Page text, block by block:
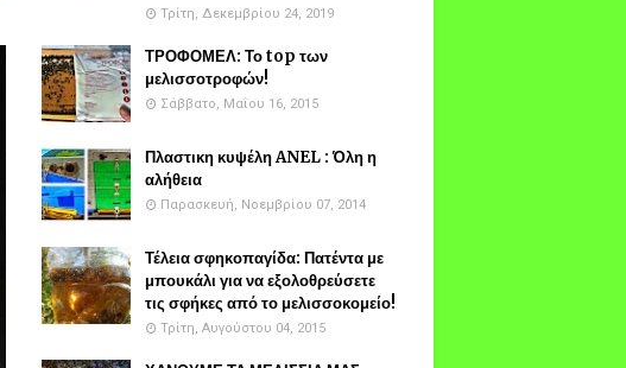
Τρίτη, Δεκεμβρίου 24, 2019
ΤΡΟΦΟΜΕΛ: Το top των
μελισσοτροφών!
Σάββατο, Μαΐου 16, 2015
Πλαστικη κυψέλη ANEL : Όλη η
αλήθεια
Παρασκευή, Νοεμβρίου 07, 2014
Τέλεια σφηκοπαγίδα: Πατέντα με
μπουκάλι για να εξολοθρεύσετε
τις σφήκες από το μελισσοκομείο!
Τρίτη, Αυγούστου 04, 2015